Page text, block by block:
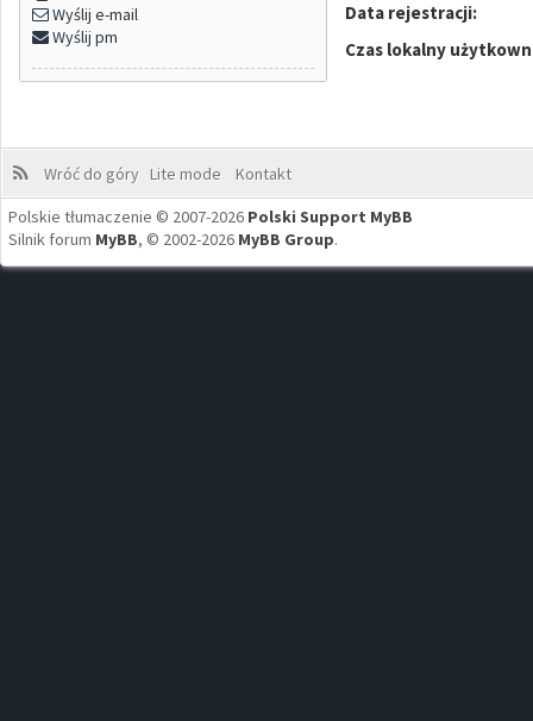
Wyślij e-mail
Wyślij pm
Data rejestracji:
Czas lokalny
Wróć do góry Lite mode
Kontakt
Polskie tłumaczenie © 2007-2026 Polski Support MyBB
Silnik forum MyBB, © 2002-2026 MyBB Group.